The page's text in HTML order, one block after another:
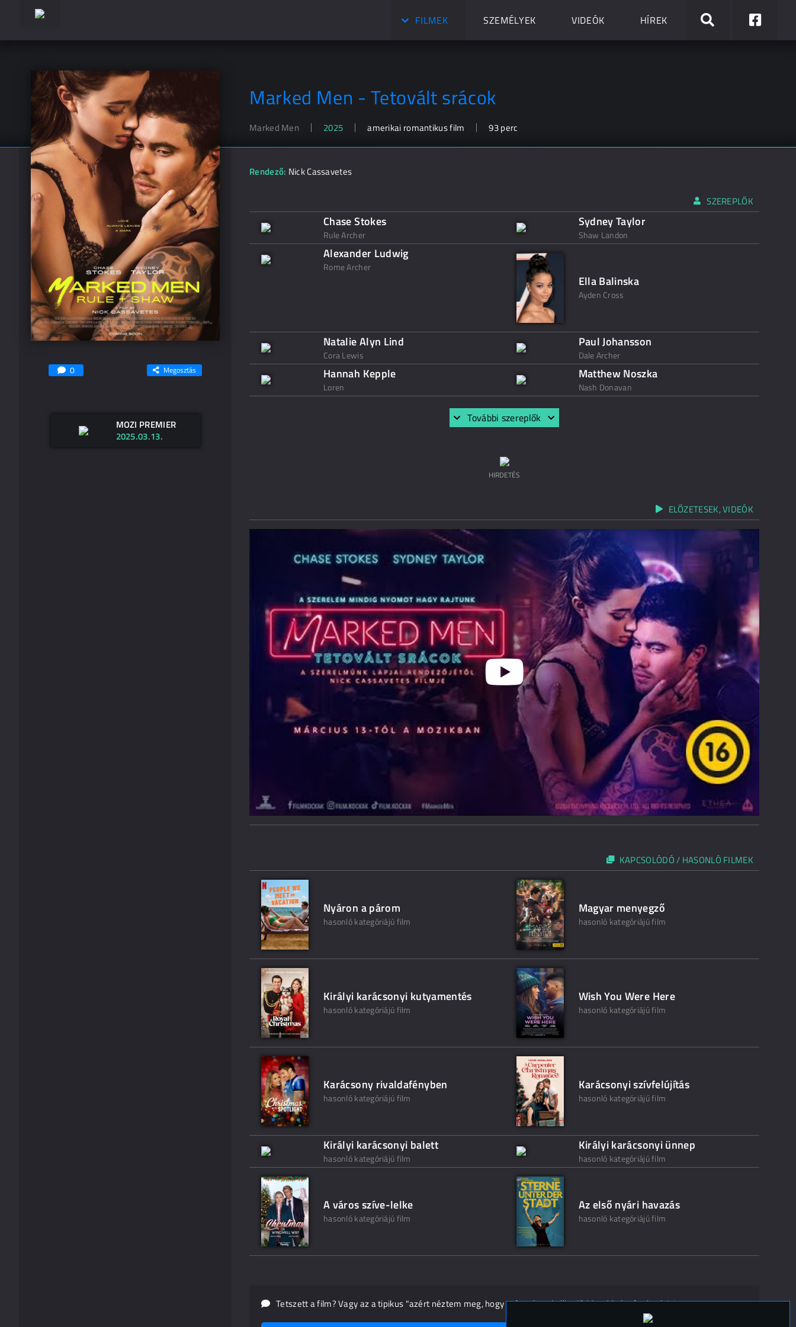
FILMEK SZEMÉLYEK VIDEÓK HÍREK
Marked Men - Tetovált srácok
Marked Men 2025 amerikai romantikus film 93 perc
0 Megosztás
MOZI PREMIER
2025.03.13.
Rendező: Nick Cassavetes
SZEREPLŐK
Chase Stokes
Rule Archer
Sydney Taylor
Shaw Landon
Alexander Ludwig
Rome Archer
Ella Balinska
Ayden Cross
Natalie Alyn Lind
Cora Lewis
Paul Johansson
Dale Archer
Hannah Kepple
Loren
Matthew Noszka
Nash Donavan
További szereplők
HIRDETÉS
ELŐZETESEK, VIDEÓK
KAPCSOLÓDÓ / HASONLÓ FILMEK
Nyáron a párom
hasonló kategóriájú film
Magyar menyegző
hasonló kategóriájú film
Királyi karácsonyi kutyamentés
hasonló kategóriájú film
Wish You Were Here
hasonló kategóriájú film
Karácsony rivaldafényben
hasonló kategóriájú film
Karácsonyi szívfelújítás
hasonló kategóriájú film
Királyi karácsonyi balett
hasonló kategóriájú film
Királyi karácsonyi ünnep
hasonló kategóriájú film
A város szíve-lelke
hasonló kategóriájú film
Az első nyári havazás
hasonló kategóriájú film
Tetszett a film? Vagy az a tipikus "azért néztem meg, hogy másnak ne kelljen"? Mondd el másoknak is!